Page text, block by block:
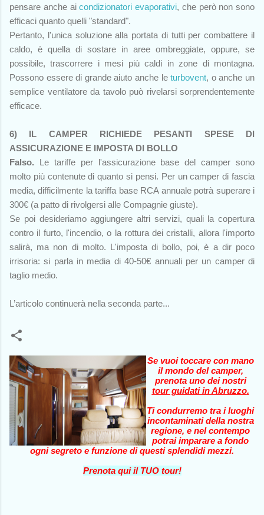
pensare anche aicondizionatori evaporativi, che però non sono
efficaci quanto quelli "standard".
Pertanto, l'unica soluzione alla portata di tutti per combattere il
caldo, è quella di sostare in aree ombreggiate, oppure, se
possibile, trascorrere i mesi più caldi in zone di montagna.
Possono essere di grande aiuto anche leturbovent, o anche un
semplice ventilatore da tavolo può rivelarsi sorprendentemente
efficace.
6) IL CAMPER RICHIEDE PESANTI SPESE DI
ASSICURAZIONE E IMPOSTA DI BOLLO
Falso. Le tariffe per l'assicurazione base del camper sono
molto più contenute di quanto si pensi. Per un camper di fascia
media, difficilmente la tariffa base RCA annuale potrà superare i
300€ (a patto di rivolgersi alle Compagnie giuste).
Se poi desideriamo aggiungere altri servizi, quali la copertura
contro il furto, l'incendio, o la rottura dei cristalli, allora l'importo
salirà, ma non di molto. L'imposta di bollo, poi, è a dir poco
irrisoria: si parla in media di 40-50€ annuali per un camper di
taglio medio.
L’articolo continuerà nella seconda parte...
Se vuoi toccare con mano
il mondo del camper,
prenota uno dei nostri
tour guidati in Abruzzo.
Ti condurremo tra i luoghi
incontaminati della nostra
regione, e nel contempo
potrai imparare a fondo
ogni segreto e funzione di questi splendidi mezzi.
Prenota qui il TUO tour!